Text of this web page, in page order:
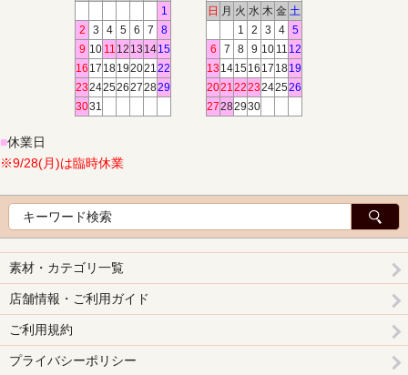
1
2
3 4 5 6 7
8
9 10 11 12 13 1415
16 17 1819202122
23242526272829
3031
日 月 火 水 木 金 土
1
2 3 4
5
6
7 8 9 10 11 12
13 141516 17 1819
20212223242526
27282930
■休業日
※9/28(月)は臨時休業
素材・カテゴリ一覧
店舗情報・ご利用ガイド
ご利用規約
プライバシーポリシー